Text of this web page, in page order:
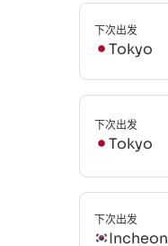
下次出发
Tokyo
下次出发
Tokyo
下次出发
Incheon